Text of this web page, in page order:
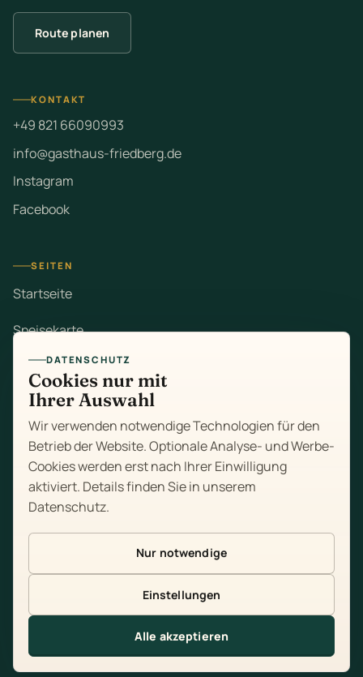
Route planen
KONTAKT
+49 821 66090993
info@gasthaus-friedberg.de
Instagram
Facebook
SEITEN
Startseite
Speisekarte
Mittagstisch
Zum Mitnehmen
Feiern
Über uns
Kontakt
Cookie-Einstellungen
Tisch reservieren
DATENSCHUTZ
Cookies nur mit
Ihrer Auswahl
Wir verwenden notwendige Technologien für den
Betrieb der Website. Optionale Analyse- und Werbe-
Cookies werden erst nach Ihrer Einwilligung
aktiviert. Details finden Sie in unserem
Datenschutz.
Nur notwendige
Einstellungen
Alle akzeptieren